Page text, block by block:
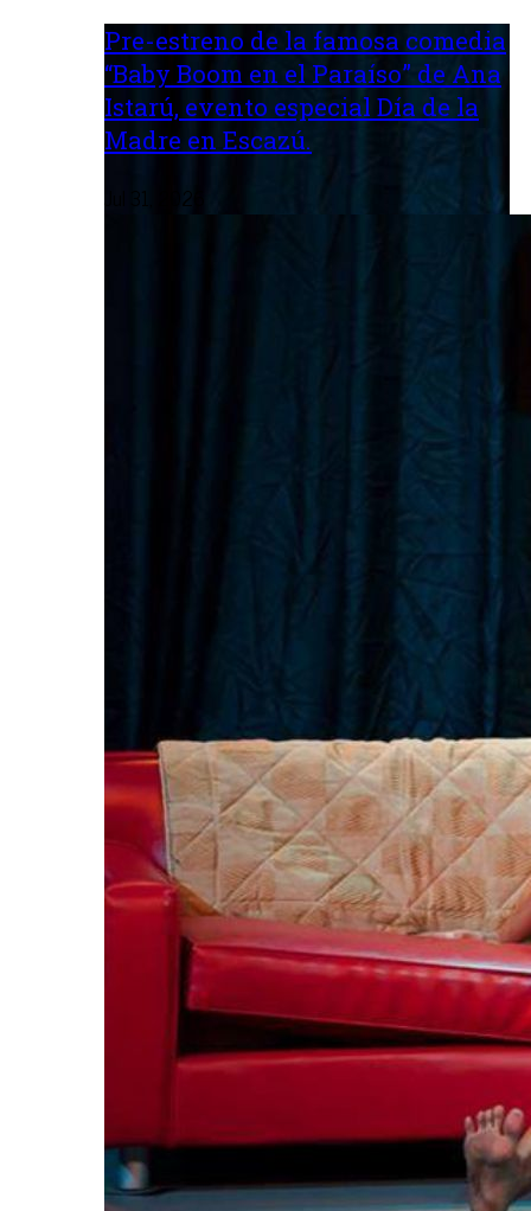
Pre-estreno de la famosa comedia
“Baby Boom en el Paraíso” de Ana
Istarú, evento especial Día de la
Madre en Escazú.
Jul 31, 2026